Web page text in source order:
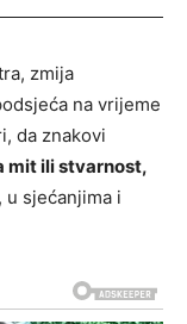
zmija
na vrijeme
da znakovi
mit ili stvarnost,
u sjećanjima i